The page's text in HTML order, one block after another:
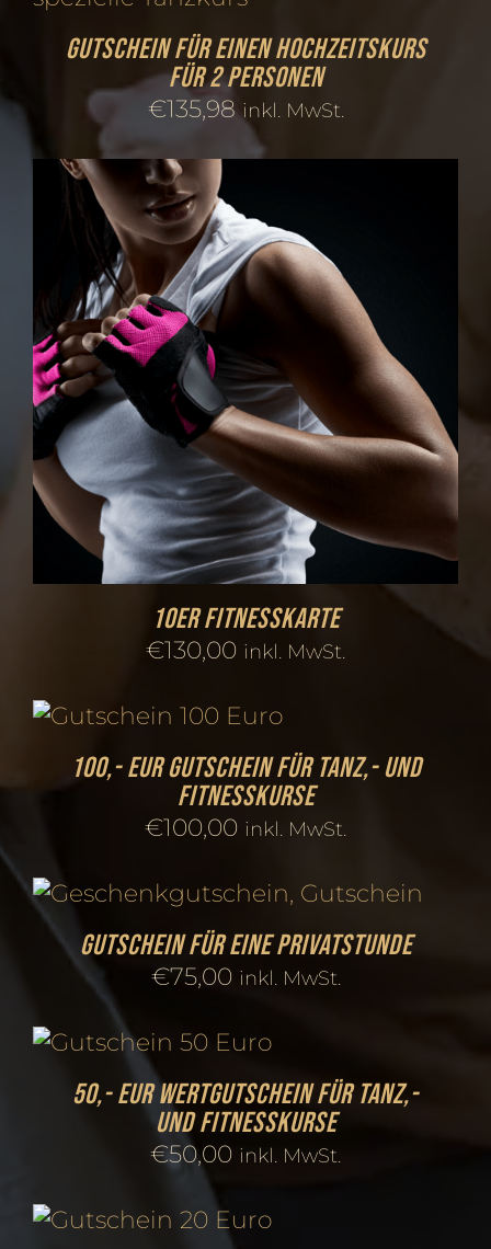
Gutschein für einen Hochzeitskurs
für 2 Personen
€135,98 inkl. MwSt.
10er Fitnesskarte
€130,00 inkl. MwSt.
100,- EUR Gutschein für Tanz,- und
Fitnesskurse
€100,00 inkl. MwSt.
Gutschein für eine Privatstunde
€75,00 inkl. MwSt.
50,- EUR Wertgutschein für Tanz,-
und Fitnesskurse
€50,00 inkl. MwSt.